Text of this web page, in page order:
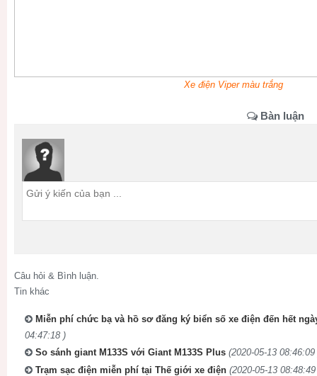
Xe điện Viper màu trắng
Bàn luận
Câu hỏi & Bình luận.
Tin khác
Miễn phí chức bạ và hồ sơ đăng ký biển số xe điện đến hết
04:47:18 )
So sánh giant M133S với Giant M133S Plus (2020-05-13 08:46:09
Trạm sạc điện miễn phí tại Thế giới xe điện (2020-05-13